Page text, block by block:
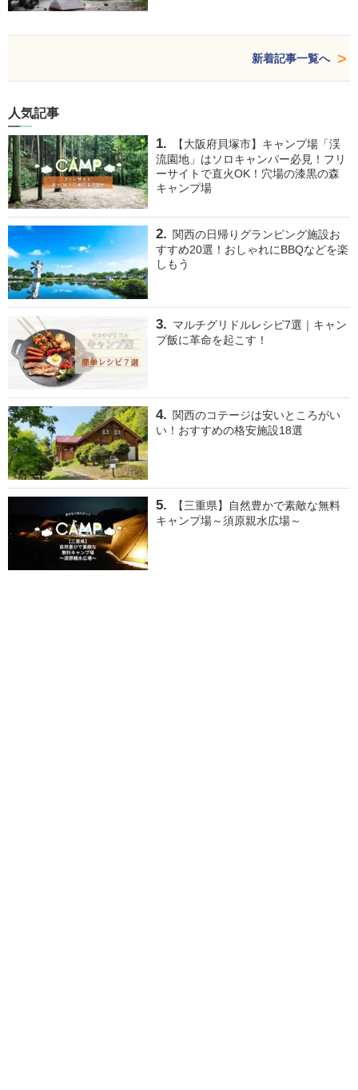
新着記事一覧へ
人気記事
【大阪府貝塚市】キャンプ場「渓
流園地」はソロキャンパー必見！フリ
ーサイトで直火OK！穴場の漆黒の森
キャンプ場
関西の日帰りグランピング施設お
すすめ20選！おしゃれにBBQなどを楽
しもう
マルチグリドルレシピ7選｜キャン
プ飯に革命を起こす！
関西のコテージは安いところがい
い！おすすめの格安施設18選
【三重県】自然豊かで素敵な無料
キャンプ場～須原親水広場～